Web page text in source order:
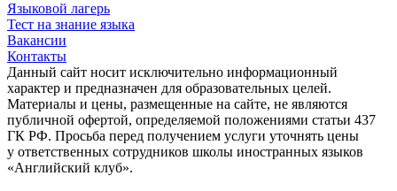
Языковой лагерь
Тест на знание языка
Вакансии
Контакты
Данный сайт носит исключительно информационный
характер и предназначен для образовательных целей.
Материалы и цены, размещенные на сайте, не являются
публичной офертой, определяемой положениями статьи 437
ГК РФ. Просьба перед получением услуги уточнять цены
у ответственных сотрудников школы иностранных языков
«Английский клуб».